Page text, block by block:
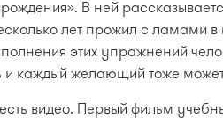
В ней
лет прожил с ламами в
этих упражнений
и каждый желающий тоже
видео. Первый фильм